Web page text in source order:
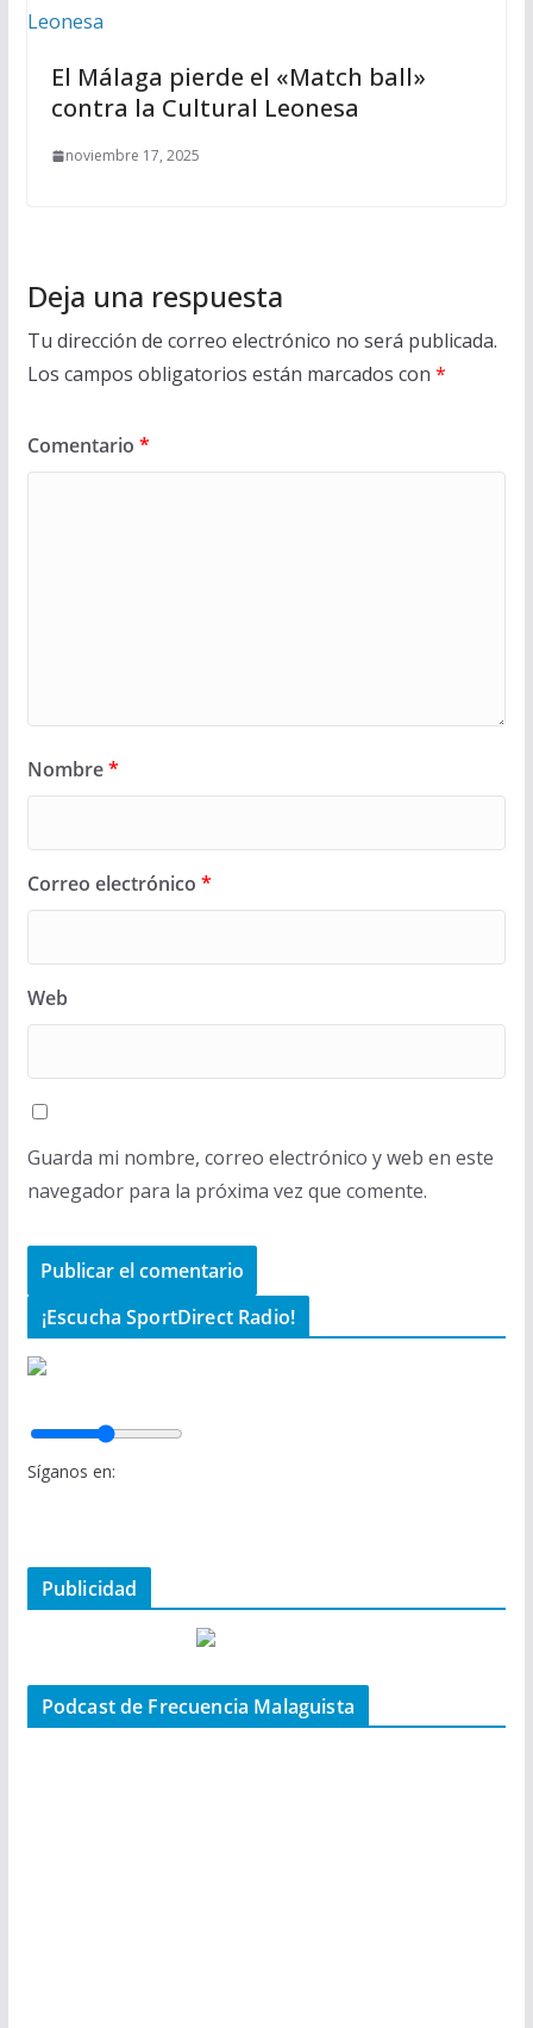
El Málaga pierde el «Match ball»
contra la Cultural Leonesa
noviembre 17, 2025
Deja una respuesta
Tu dirección de correo electrónico no será publicada.
Los campos obligatorios están marcados con *
Comentario *
Nombre*
Correo electrónico *
Web
Guarda mi nombre, correo electrónico y web en este
navegador para la próxima vez que comente.
¡Escucha SportDirect Radio!
Síganos en:
Publicidad
Podcast de Frecuencia Malaguista